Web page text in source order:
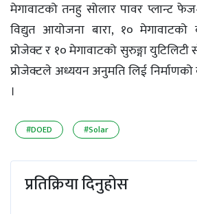
मेगावाटको तनहु सोलार पावर प्लान्ट
विद्युत आयोजना बारा, १० मेगावाटको
प्रोजेक्ट र १० मेगावाटको सुरुङ्गा
प्रोजेक्टले अध्ययन अनुमति लिई
।
#DOED #Solar
प्रतिक्रिया दिनुहोस